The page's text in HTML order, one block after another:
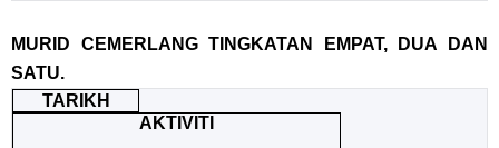
MURID CEMERLANG TINGKATAN EMPAT, DUA DAN
SATU.
TARIKH
AKTIVITI